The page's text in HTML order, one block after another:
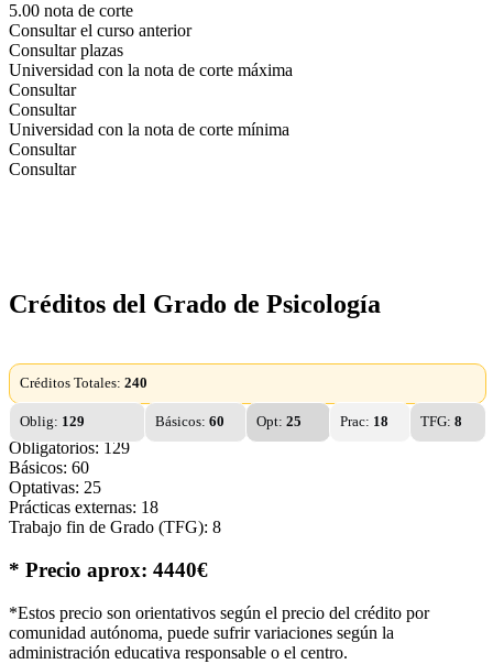
5.00 nota de corte
Consultar el curso anterior
Consultar plazas
Universidad con la nota de corte máxima
Consultar
Consultar
Universidad con la nota de corte mínima
Consultar
Consultar
Créditos del Grado de Psicología
Créditos Totales: 240
Oblig: 129 Básicos: 60 Opt: 25 Prac: 18 TFG: 8
Obligatorios: 129
Básicos: 60
Optativas: 25
Prácticas externas: 18
Trabajo fin de Grado (TFG): 8
* Precio aprox: 4440€
*Estos precio son orientativos según el precio del crédito por
comunidad autónoma, puede sufrir variaciones según la
administración educativa responsable o el centro.